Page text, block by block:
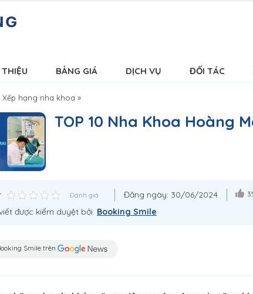
THIỆU BẢNG GIÁ DỊCH VỤ ĐỐI TÁC
Xếp hạng nha khoa »
TOP 10 Nha Khoa Hoàng
Đánh giá Đăng ngày: 30/06/2024
được kiểm duyệt bởi: Booking Smile
Smile trên